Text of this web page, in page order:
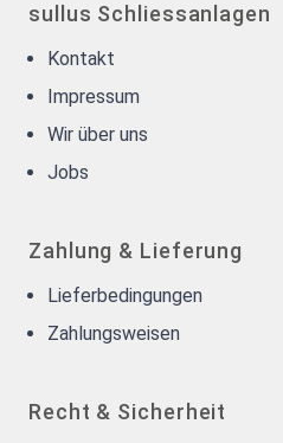
sullus Schliessanlagen
Kontakt
Impressum
Wir über uns
Jobs
Zahlung & Lieferung
Lieferbedingungen
Zahlungsweisen
Recht & Sicherheit